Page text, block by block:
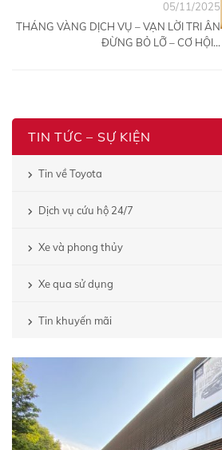
TIN TỨC – SỰ KIỆN
Tin về Toyota
Dịch vụ cứu hộ 24/7
Xe và phong thủy
Xe qua sử dụng
Tin khuyến mãi
THÁNG VÀNG DỊCH VỤ – VẠN LỜI TRI ÂN
ĐỪNG BỎ LỠ – CƠ HỘI...
05/11/2025